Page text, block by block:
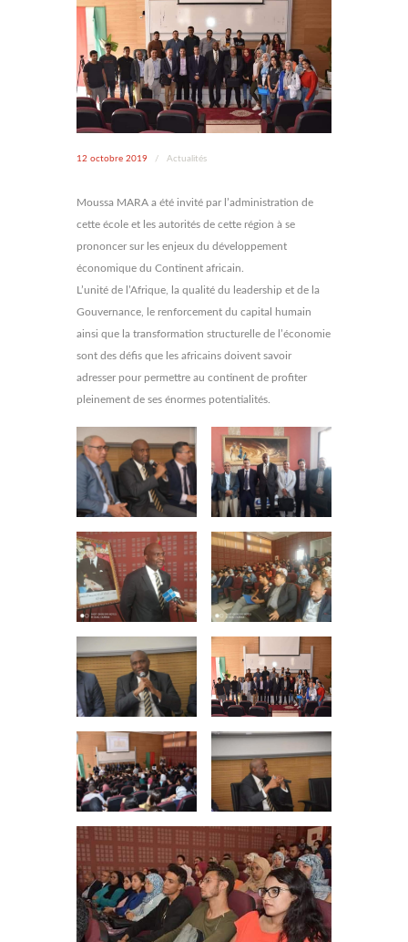
12 octobre 2019 / Actualités
Moussa MARA a été invité par l’administration de
cette école et les autorités de cette région à se
prononcer sur les enjeux du développement
économique du Continent africain.
L’unité de l’Afrique, la qualité du leadership et de la
Gouvernance, le renforcement du capital humain
ainsi que la transformation structurelle de l’économie
sont des défis que les africains doivent savoir
adresser pour permettre au continent de profiter
pleinement de ses énormes potentialités.